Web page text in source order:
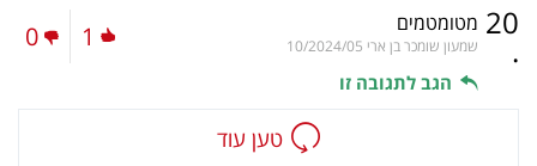
20
.
מטומטמים
שמעון שומכר בן ארי 10/2024/05
הגב לתגובה זו
1
0
טען עוד